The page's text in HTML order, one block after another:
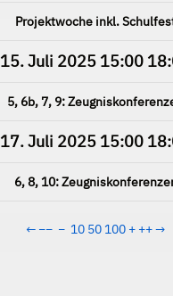
Projektwoche inkl.
15. Juli 2025 15:00
5, 6b, 7, 9:
17. Juli 2025 15:00
6, 8, 10:
← −− − 10 50 100 + ++→